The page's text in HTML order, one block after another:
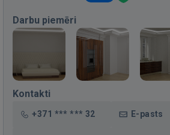
Darbu piemēri
Kontakti
+371 *** *** 32 E-pasts